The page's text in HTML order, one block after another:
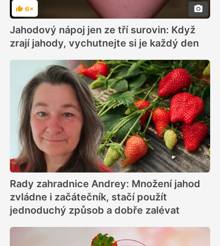
Hodnocení
6×
Jahodový nápoj jen ze tří surovin: Když
zrají jahody, vychutnejte si je každý den
Rady zahradnice Andrey: Množení jahod
zvládne i začátečník, stačí použít
jednoduchý způsob a dobře zalévat